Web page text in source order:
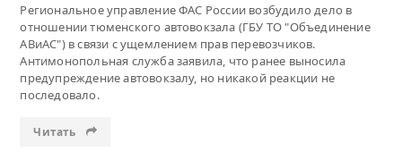
Региональное управление ФАС России возбудило дело в
отношении тюменского автовокзала (ГБУ ТО "Объединение
АВиАС") в связи с ущемлением прав перевозчиков.
Антимонопольная служба заявила, что ранее выносила
предупреждение автовокзалу, но никакой реакции не
последовало.
Читать